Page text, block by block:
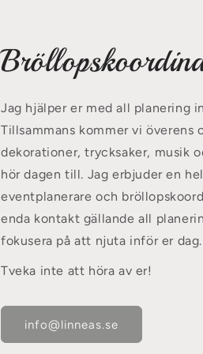
Jag hjälper er med all planering
Tillsammans kommer vi överens
dekorationer, trycksaker, musik
hör dagen till. Jag erbjuder en
eventplanerare och
enda kontakt gällande all
fokusera på att njuta inför er dag.
Tveka inte att höra av er!
info@linneas.se